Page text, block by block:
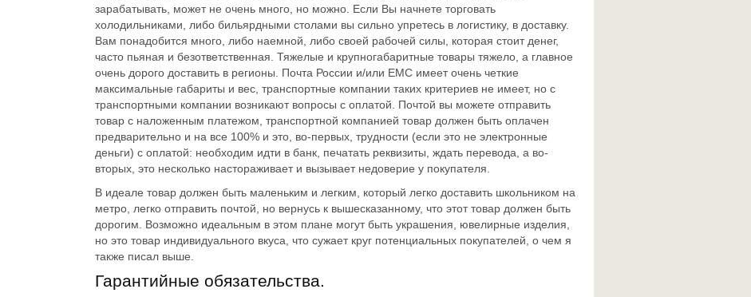
зарабатывать, может не очень много, но можно. Если Вы начнете торговать
холодильниками, либо бильярдными столами вы сильно упретесь в логистику, в доставку.
Вам понадобится много, либо наемной, либо своей рабочей силы, которая стоит денег,
часто пьяная и безответственная. Тяжелые и крупногабаритные товары тяжело, а главное
очень дорого доставить в регионы. Почта России и/или ЕМС имеет очень четкие
максимальные габариты и вес, транспортные компании таких критериев не имеет, но с
транспортными компании возникают вопросы с оплатой. Почтой вы можете отправить
товар с наложенным платежом, транспортной компанией товар должен быть оплачен
предварительно и на все 100% и это, во-первых, трудности (если это не электронные
деньги) с оплатой: необходим идти в банк, печатать реквизиты, ждать перевода, а во-
вторых, это несколько настораживает и вызывает недоверие у покупателя.
В идеале товар должен быть маленьким и легким, который легко доставить школьником на
метро, легко отправить почтой, но вернусь к вышесказанному, что этот товар должен быть
дорогим. Возможно идеальным в этом плане могут быть украшения, ювелирные изделия,
но это товар индивидуального вкуса, что сужает круг потенциальных покупателей, о чем я
также писал выше.
Гарантийные обязательства.